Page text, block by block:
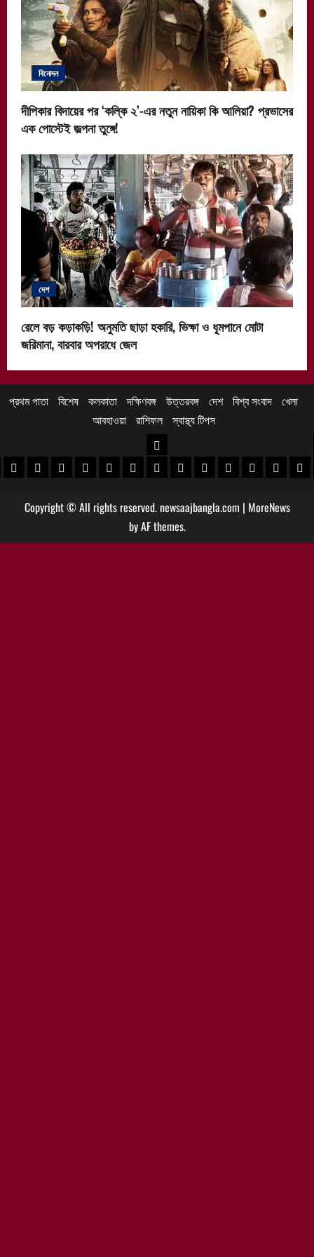
বিনোদন
দীপিকার বিদায়ের পর ‘কল্কি ২’-এর নতুন নায়িকা কি আলিয়া? প্রভাসের
এক পোস্টেই জল্পনা তুঙ্গে!
দেশ
রেলে বড় কড়াকড়ি! অনুমতি ছাড়া হকারি, ভিক্ষা ও ধূমপানে মোটা
জরিমানা, বারবার অপরাধে জেল
প্রথম পাতা বিশেষ কলকাতা দক্ষিণবঙ্গ উত্তরবঙ্গ দেশ বিশ্ব সংবাদ খেলা
আবহাওয়া
রাশিফল স্বাস্থ্য টিপস
খবর
খবর
পুরুলিয়া খবর
বাঁকুড়া খবরপশ্চিম বর্ধমান খবর
পূর্ব বর্ধমান খবর
বীরভূম খবরমুর্শিদাবাদ খবর
উত্তরবঙ্গ
কোচবিহার নিউজ
আলিপুরদুয়ার খবর
জলপাইগুড়ি খবর
শিলিগুড়ি খবর
উত্তরদক্ষিণ
Copyright © All rights reserved. newsaajbangla.com | MoreNews
by AF themes.